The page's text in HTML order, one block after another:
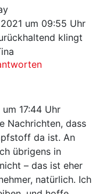
um 09:55 Uhr
klingt
17:44 Uhr
Nachrichten, dass
da ist. An
übrigens in
– das ist eher
natürlich. Ich